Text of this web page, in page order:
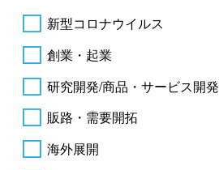
新型コロナウイルス
創業・起業
研究開発/商品・サービス開発
販路・需要開拓
海外展開